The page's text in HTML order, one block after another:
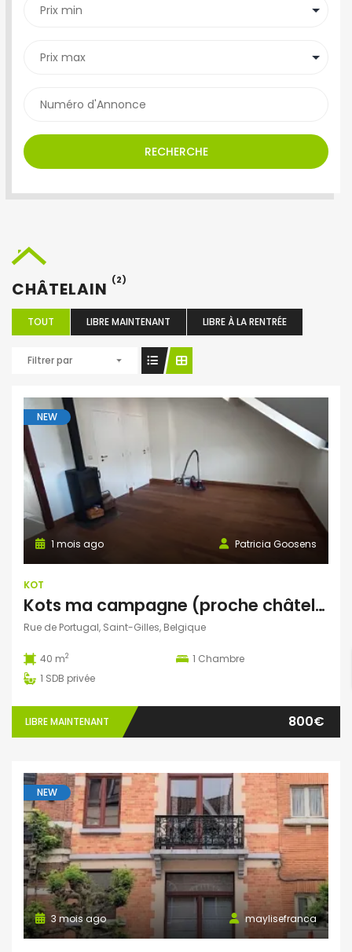
RECHERCHE
CHÂTELAIN (2)
TOUT LIBRE MAINTENANT LIBRE À LA RENTRÉE
Filtrer par
NEW
Patricia Goosens
1 mois ago
KOT
Kots ma campagne (proche châtelain)
Rue de Portugal, Saint-Gilles, Belgique
40 m2 1 Chambre
1 SDB privée
LIBRE MAINTENANT 800€
NEW
maylisefranca
3 mois ago